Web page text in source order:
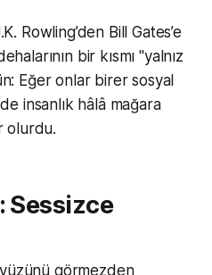
Rowling’den Bill Gates’e
bir kısmı "yalnız
Eğer onlar birer sosyal
insanlık hâlâ mağara
olurdu.
Sessizce
görmezden